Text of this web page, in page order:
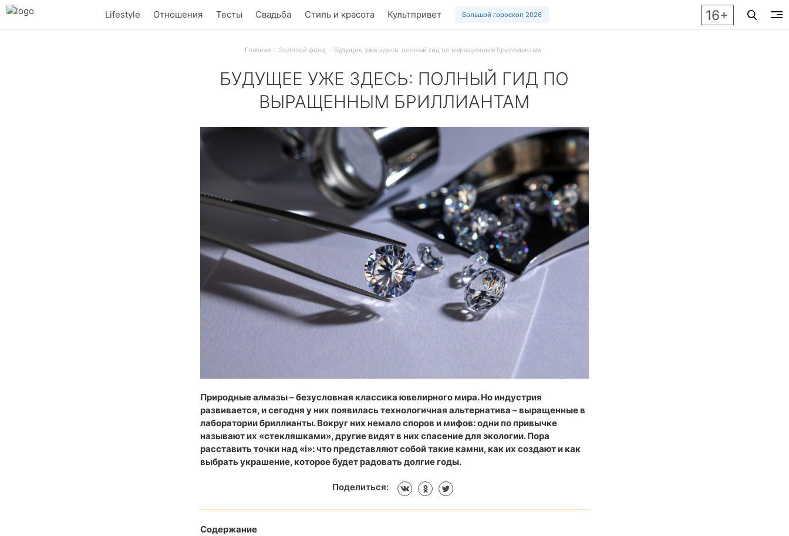
Lifestyle Отношения Тесты Свадьба Стиль и красота Культпривет Большой гороскоп 2026 16+
Главная Золотой фонд Будущее уже здесь: полный гид по выращенным бриллиантам
БУДУЩЕЕ УЖЕ ЗДЕСЬ: ПОЛНЫЙ ГИД ПО
ВЫРАЩЕННЫМ БРИЛЛИАНТАМ
Что такое выращенные бриллианты, чем они отличаются от природных, как создаются и стоит ли покупать – подробный гид с фактами
Природные алмазы – безусловная классика ювелирного мира. Но индустрия
развивается, и сегодня у них появилась технологичная альтернатива – выращенные в
лаборатории бриллианты. Вокруг них немало споров и мифов: одни по привычке
называют их «стекляшками», другие видят в них спасение для экологии. Пора
расставить точки над «i»: что представляют собой такие камни, как их создают и как
выбрать украшение, которое будет радовать долгие годы.
Поделиться:
Содержание